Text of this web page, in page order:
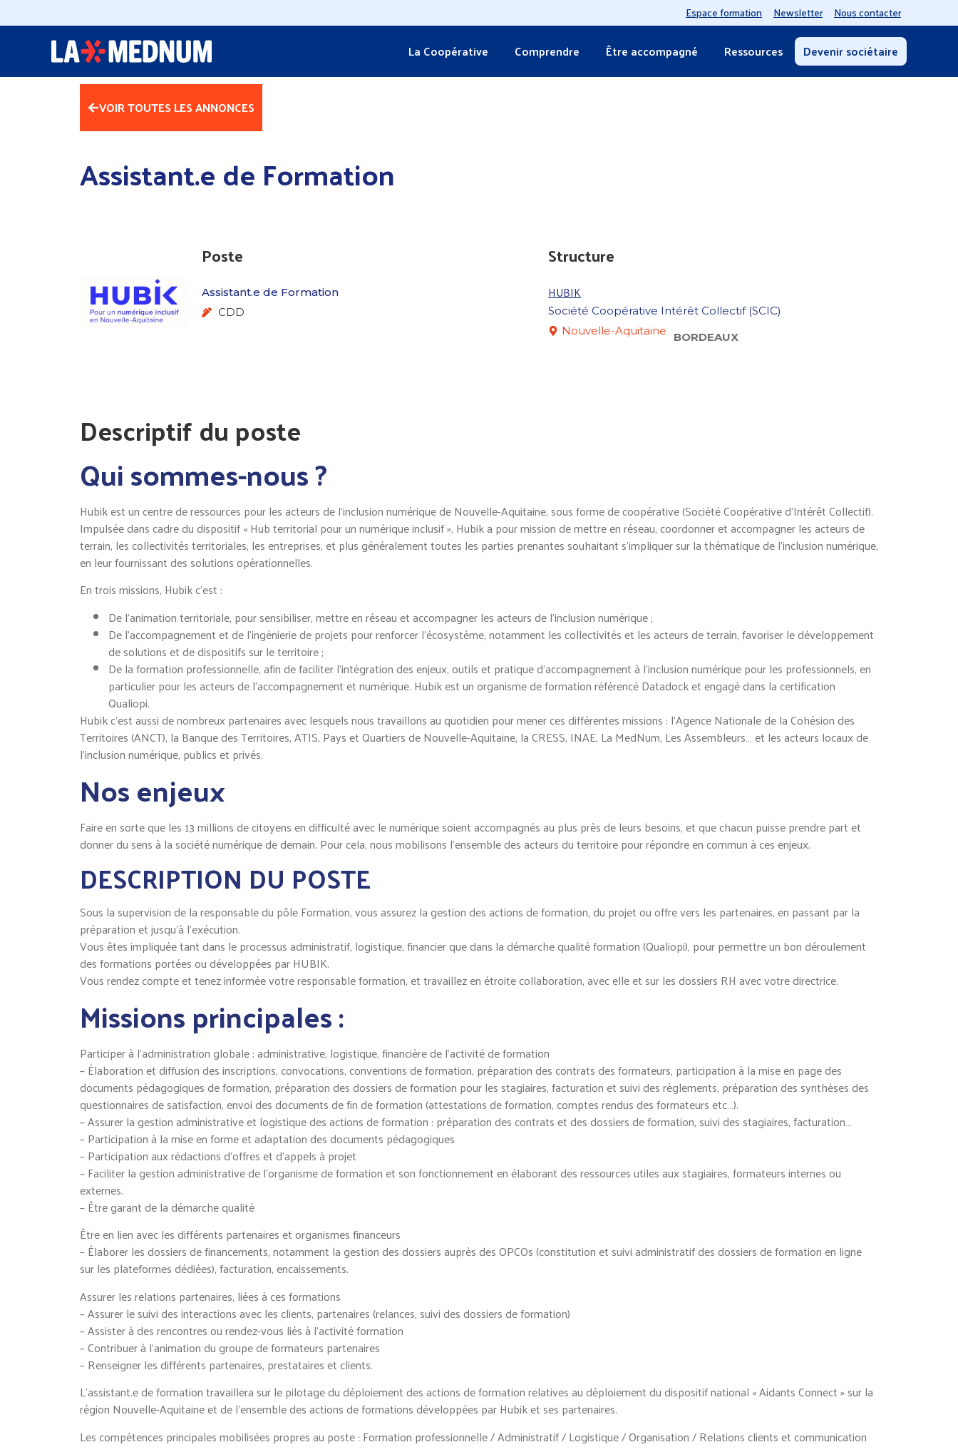
Espace formation Newsletter Nous contacter
La Coopérative Comprendre Être accompagné Ressources Devenir sociétaire
VOIR TOUTES LES ANNONCES
Assistant.e de Formation
Poste
Assistant.e de Formation
CDD
Structure
HUBIK
Société Coopérative Intérêt Collectif (SCIC)
Nouvelle-Aquitaine
BORDEAUX
Descriptif du poste
Qui sommes-nous ?
Hubik est un centre de ressources pour les acteurs de l’inclusion numérique de Nouvelle-Aquitaine, sous forme de coopérative (Société Coopérative d’Intérêt Collectif).
Impulsée dans cadre du dispositif « Hub territorial pour un numérique inclusif », Hubik a pour mission de mettre en réseau, coordonner et accompagner les acteurs de
terrain, les collectivités territoriales, les entreprises, et plus généralement toutes les parties prenantes souhaitant s’impliquer sur la thématique de l’inclusion numérique,
en leur fournissant des solutions opérationnelles.
En trois missions, Hubik c’est :
De l’animation territoriale, pour sensibiliser, mettre en réseau et accompagner les acteurs de l’inclusion numérique ;
De l’accompagnement et de l’ingénierie de projets pour renforcer l’écosystème, notamment les collectivités et les acteurs de terrain, favoriser le développement
de solutions et de dispositifs sur le territoire ;
De la formation professionnelle, afin de faciliter l’intégration des enjeux, outils et pratique d’accompagnement à l’inclusion numérique pour les professionnels, en
particulier pour les acteurs de l’accompagnement et numérique. Hubik est un organisme de formation référencé Datadock et engagé dans la certification
Qualiopi.
Hubik c’est aussi de nombreux partenaires avec lesquels nous travaillons au quotidien pour mener ces différentes missions : l’Agence Nationale de la Cohésion des
Territoires (ANCT), la Banque des Territoires, ATIS, Pays et Quartiers de Nouvelle-Aquitaine, la CRESS, INAE, La MedNum, Les Assembleurs… et les acteurs locaux de
l’inclusion numérique, publics et privés.
Nos enjeux
Faire en sorte que les 13 millions de citoyens en difficulté avec le numérique soient accompagnés au plus près de leurs besoins, et que chacun puisse prendre part et
donner du sens à la société numérique de demain. Pour cela, nous mobilisons l’ensemble des acteurs du territoire pour répondre en commun à ces enjeux.
DESCRIPTION DU POSTE
Sous la supervision de la responsable du pôle Formation, vous assurez la gestion des actions de formation, du projet ou offre vers les partenaires, en passant par la
préparation et jusqu’à l’exécution.
Vous êtes impliquée tant dans le processus administratif, logistique, financier que dans la démarche qualité formation (Qualiopi), pour permettre un bon déroulement
des formations portées ou développées par HUBIK.
Vous rendez compte et tenez informée votre responsable formation, et travaillez en étroite collaboration, avec elle et sur les dossiers RH avec votre directrice.
Missions principales :
Participer à l’administration globale : administrative, logistique, financière de l’activité de formation
– Élaboration et diffusion des inscriptions, convocations, conventions de formation, préparation des contrats des formateurs, participation à la mise en page des
documents pédagogiques de formation, préparation des dossiers de formation pour les stagiaires, facturation et suivi des règlements, préparation des synthèses des
questionnaires de satisfaction, envoi des documents de fin de formation (attestations de formation, comptes rendus des formateurs etc…).
– Assurer la gestion administrative et logistique des actions de formation : préparation des contrats et des dossiers de formation, suivi des stagiaires, facturation…
– Participation à la mise en forme et adaptation des documents pédagogiques
– Participation aux rédactions d’offres et d’appels à projet
– Faciliter la gestion administrative de l’organisme de formation et son fonctionnement en élaborant des ressources utiles aux stagiaires, formateurs internes ou
externes.
– Être garant de la démarche qualité
Être en lien avec les différents partenaires et organismes financeurs
– Élaborer les dossiers de financements, notamment la gestion des dossiers auprès des OPCOs (constitution et suivi administratif des dossiers de formation en ligne
sur les plateformes dédiées), facturation, encaissements.
Assurer les relations partenaires, liées à ces formations
– Assurer le suivi des interactions avec les clients, partenaires (relances, suivi des dossiers de formation)
– Assister à des rencontres ou rendez-vous liés à l’activité formation
– Contribuer à l’animation du groupe de formateurs partenaires
– Renseigner les différents partenaires, prestataires et clients.
L’assistant.e de formation travaillera sur le pilotage du déploiement des actions de formation relatives au déploiement du dispositif national « Aidants Connect » sur la
région Nouvelle-Aquitaine et de l’ensemble des actions de formations développées par Hubik et ses partenaires.
Les compétences principales mobilisées propres au poste : Formation professionnelle / Administratif / Logistique / Organisation / Relations clients et communication